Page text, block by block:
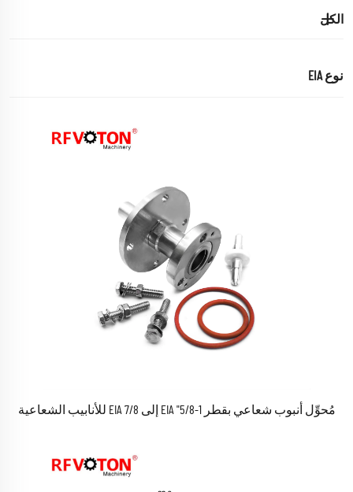
الكل
نوع EIA
مُحوِّل أنبوب شعاعي بقطر 1-5/8" EIA إلى 7/8 EIA للأنابيب الشعاعية